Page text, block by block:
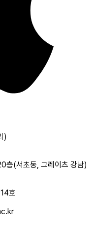
)
층(서초동, 그레이츠 강남)
호